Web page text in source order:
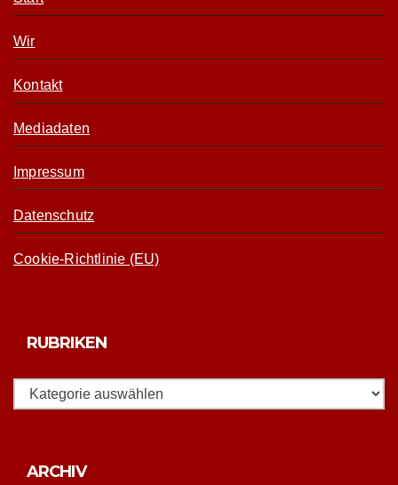
Wir
Kontakt
Mediadaten
Impressum
Datenschutz
Cookie-Richtlinie (EU)
RUBRIKEN
Rubriken
ARCHIV